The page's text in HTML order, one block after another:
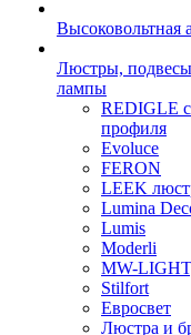
Высоковольтная
Люстры,
лампы
REDIGLE
профиля
Evoluce
FERON
LEEK
Lumina
Lumis
Moderli
MW-
Stilfort
Евросвет
Люстра и